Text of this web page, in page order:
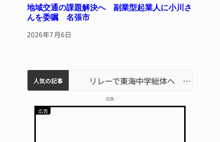
地域交通の課題解決へ 副業型起業人に小川さ
んを委嘱 名張市
2026年7月6日
人気の記事
軽乗用車が田んぼに転落 運転の70歳女性死亡 伊賀市で
中学校の陶壁モニュメント 地元建設会社がボランティアで清掃 伊賀名張市立病院のDMAT、熊本地震の被災地へ 能登以来3回目の派遣
【インターハイ⑨】ソフトテニス ミス減らし上位狙う 近大高専 リレーで東海中学総体へ 伊賀・名張
– 広告 –